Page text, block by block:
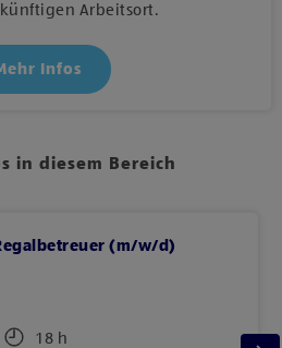
Arbeitsort.
Infos
in diesem Bereich
Regalbetreuer (m/w/d)
18 h